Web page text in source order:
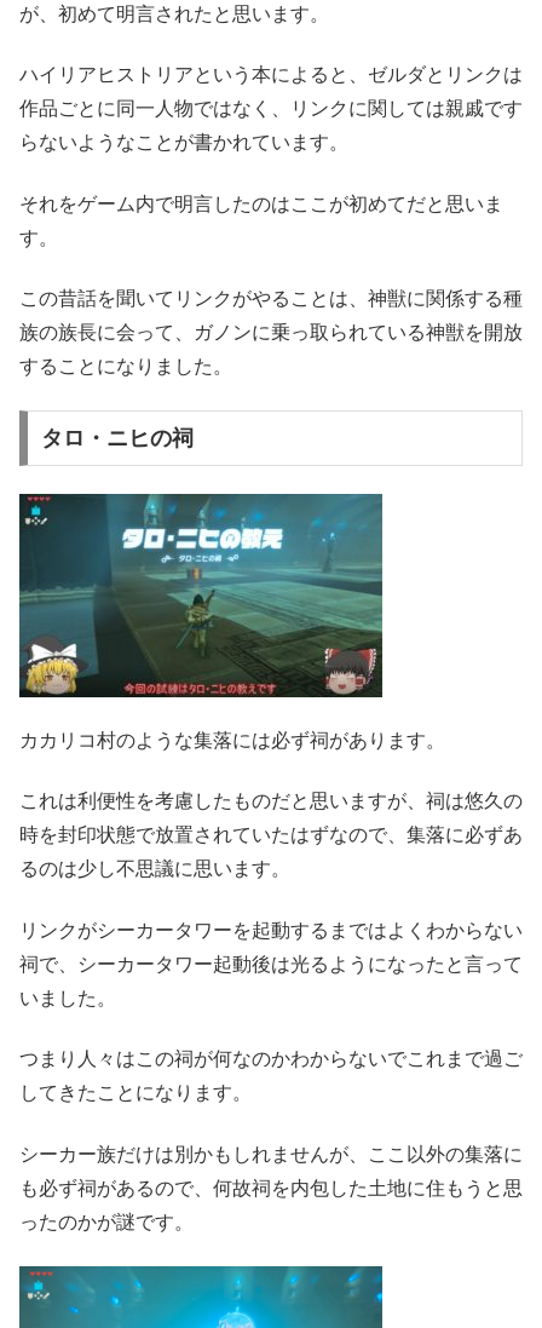
が、初めて明言されたと思います。
ハイリアヒストリアという本によると、ゼルダとリンクは
作品ごとに同一人物ではなく、リンクに関しては親戚です
らないようなことが書かれています。
それをゲーム内で明言したのはここが初めてだと思いま
す。
この昔話を聞いてリンクがやることは、神獣に関係する種
族の族長に会って、ガノンに乗っ取られている神獣を開放
することになりました。
タロ・ニヒの祠
カカリコ村のような集落には必ず祠があります。
これは利便性を考慮したものだと思いますが、祠は悠久の
時を封印状態で放置されていたはずなので、集落に必ずあ
るのは少し不思議に思います。
リンクがシーカータワーを起動するまではよくわからない
祠で、シーカータワー起動後は光るようになったと言って
いました。
つまり人々はこの祠が何なのかわからないでこれまで過ご
してきたことになります。
シーカー族だけは別かもしれませんが、ここ以外の集落に
も必ず祠があるので、何故祠を内包した土地に住もうと思
ったのかが謎です。